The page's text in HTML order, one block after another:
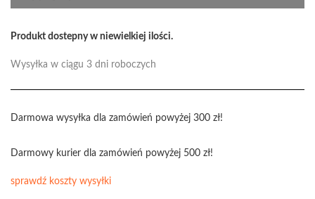
Produkt dostepny w niewielkiej ilości.
Wysyłka w ciągu 3 dni roboczych
Darmowa wysyłka dla zamówień powyżej 300 zł!
Darmowy kurier dla zamówień powyżej 500 zł!
sprawdź koszty wysyłki